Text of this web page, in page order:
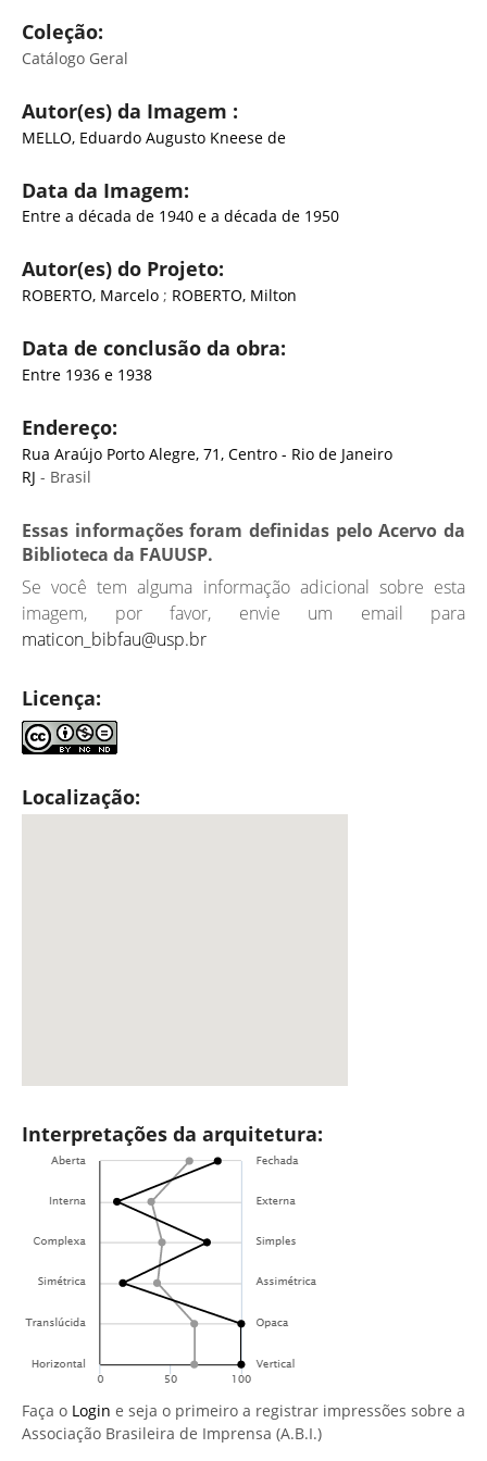
Coleção:
Catálogo Geral
Autor(es) da Imagem :
MELLO, Eduardo Augusto Kneese de
Data da Imagem:
Entre a década de 1940 e a década de 1950
Autor(es) do Projeto:
ROBERTO, Marcelo ; ROBERTO, Milton
Data de conclusão da obra:
Entre 1936 e 1938
Endereço:
Rua Araújo Porto Alegre, 71, Centro - Rio de Janeiro
RJ - Brasil
Essas informações foram definidas pelo Acervo da
Biblioteca da FAUUSP.
Se você tem alguma informação adicional sobre esta
imagem, por favor, envie um email para
maticon_bibfau@usp.br
Licença:
Localização:
Interpretações da arquitetura:
Faça o Login e seja o primeiro a registrar impressões sobre a
Associação Brasileira de Imprensa (A.B.I.)